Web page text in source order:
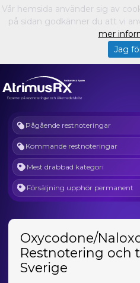
Pågående restnoteringar
Kommande restnoteringar
Mest drabbad kategori
Försäljning upphör permanent
Oxycodone/
Restnotering och
Sverige
Vår hemsida använder sig av
på sidan godkänner du att vi
mer
Jag